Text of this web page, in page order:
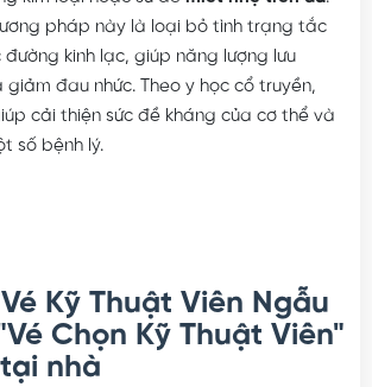
pháp này là loại bỏ tình trạng tắc
kinh lạc, giúp năng lượng lưu
đau nhức. Theo y học cổ truyền,
cải thiện sức đề kháng của cơ thể và
số bệnh lý.
Kỹ Thuật Viên Ngẫu
Chọn Kỹ Thuật Viên"
nhà